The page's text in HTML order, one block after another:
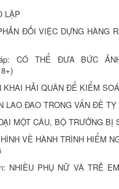
LẬP
ĐỐI VIỆC DỰNG HÀNG
CÓ THỂ ĐƯA BỨC
KHAI HẢI QUÂN ĐỂ KIỂM
LAO ĐAO TRONG VẤN ĐỀ TỴ
MỘT CÂU, BỘ TRƯỞNG BỊ
VỀ HÀNH TRÌNH HIỂM
NHIỀU PHỤ NỮ VÀ TRẺ